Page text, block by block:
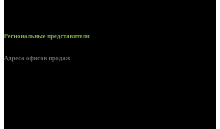
Региональные представители
Адреса офисов продаж